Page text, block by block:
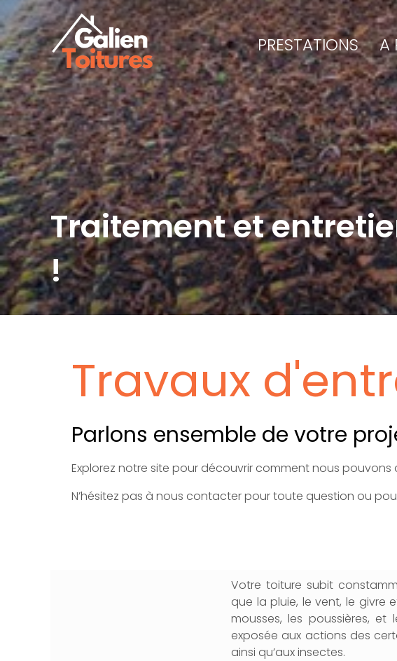
PRESTATIONS A
Traitement et
!
Travaux
Parlons ensemble de votre
Explorez notre site pour découvrir comment nous
N’hésitez pas à nous contacter pour toute question ou
Votre toiture subit
que la pluie, le vent, le givre
mousses, les poussières,
exposée aux actions des
ainsi qu’aux insectes.